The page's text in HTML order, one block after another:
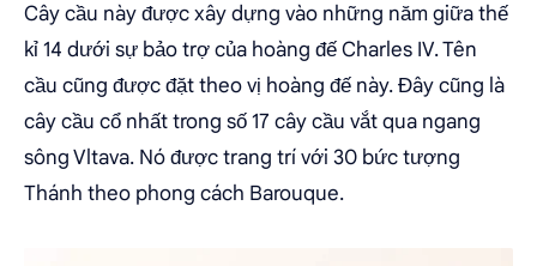
Cây cầu này được xây dựng vào những năm giữa thế
kỉ 14 dưới sự bảo trợ của hoàng đế Charles IV. Tên
cầu cũng được đặt theo vị hoàng đế này. Đây cũng là
cây cầu cổ nhất trong số 17 cây cầu vắt qua ngang
sông Vltava. Nó được trang trí với 30 bức tượng
Thánh theo phong cách Barouque.